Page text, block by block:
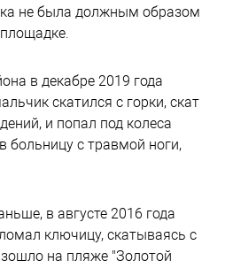
не была должным образом
в декабре 2019 года
скатился с горки, скат
и попал под колеса
больницу с травмой ноги,
в августе 2016 года
ключицу, скатываясь с
на пляже "Золотой